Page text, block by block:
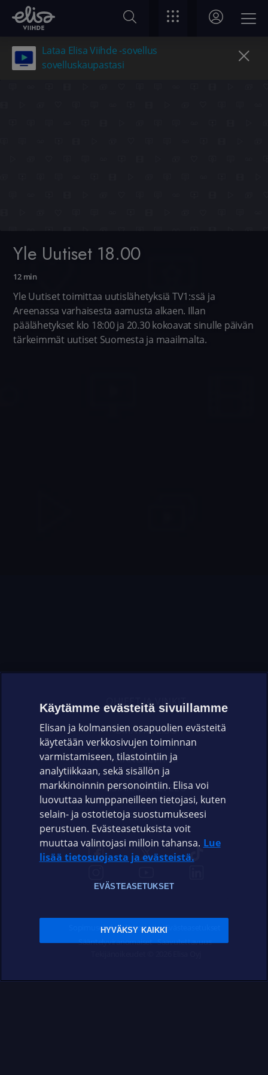
Lataa Elisa Viihde -sovellus
sovelluskaupastasi
Yle Uutiset 18.00
12 min
Yle Uutiset toimittaa uutislähetyksiä TV1:ssä ja
Areenassa varhaisesta aamusta alkaen. Illan
päälähetykset klo 18:00 ja 20.30 kokoavat sinulle päivän
tärkeimmät uutiset Suomesta ja maailmalta.
OHJEET JA VINKIT
OMAYHTEISÖ
VIANSELVITYS
ASIAKASPALVELU
ELISA.FI
Sopimusehdot Tietosuoja Evästeasetukset
Sääntelyviranomaiset Saavutettavuus
Käytämme evästeitä sivuillamme
Elisan ja kolmansien osapuolien evästeitä
käytetään verkkosivujen toiminnan
varmistamiseen, tilastointiin ja
analytiikkaan, sekä sisällön ja
markkinoinnin personointiin. Elisa voi
luovuttaa kumppaneilleen tietojasi, kuten
selain- ja ostotietoja suostumukseesi
perustuen. Evästeasetuksista voit
muuttaa valintojasi milloin tahansa. Lue
lisää tietosuojasta ja evästeistä.
EVÄSTEASETUKSET
HYVÄKSY KAIKKI